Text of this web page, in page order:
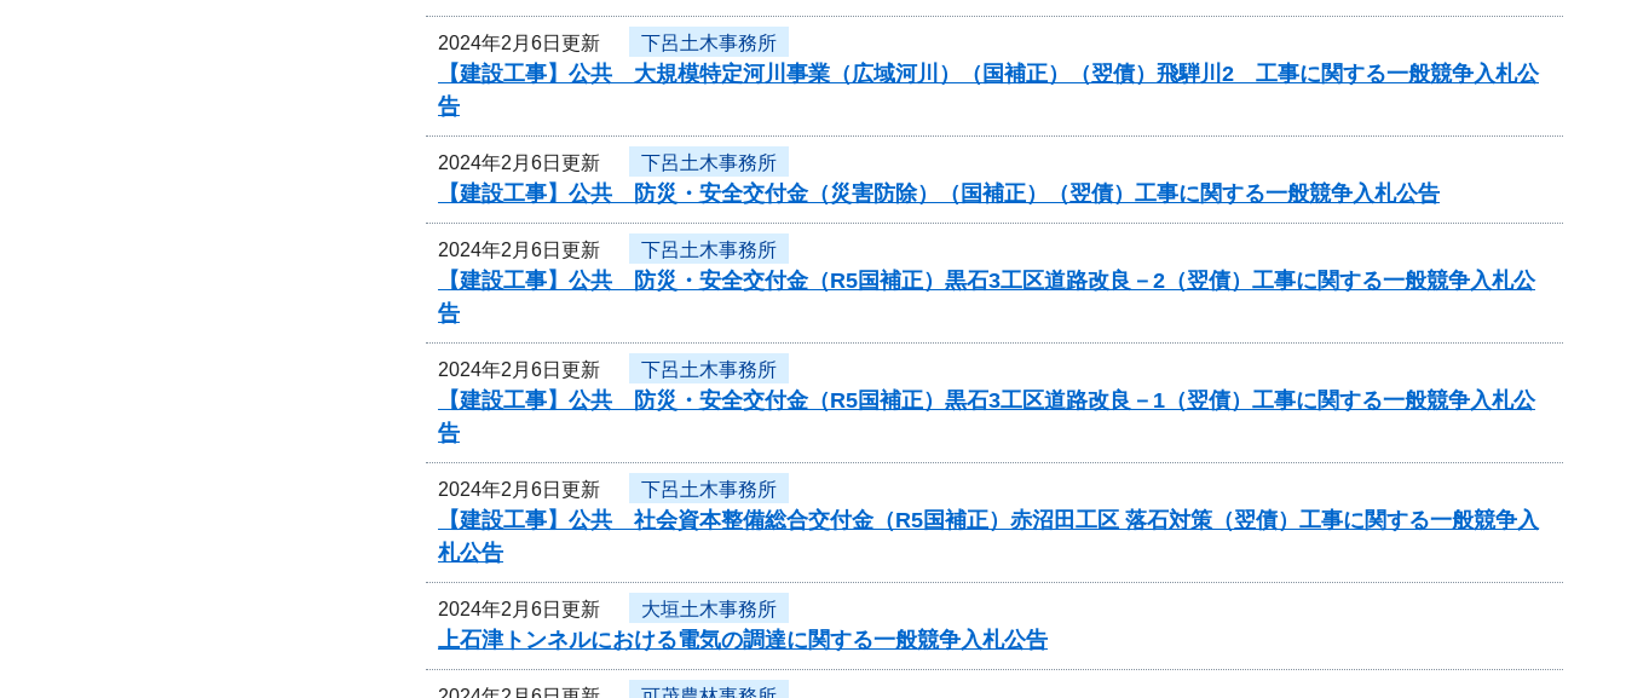
2024年2月6日更新 下呂土木事務所
【建設工事】公共 大規模特定河川事業（広域河川）（国補正）（翌債）飛騨川2 工事に関する一般競争入札公
告
2024年2月6日更新 下呂土木事務所
【建設工事】公共 防災・安全交付金（災害防除）（国補正）（翌債）工事に関する一般競争入札公告
2024年2月6日更新 下呂土木事務所
【建設工事】公共 防災・安全交付金（R5国補正）黒石3工区道路改良－2（翌債）工事に関する一般競争入札公
告
2024年2月6日更新 下呂土木事務所
【建設工事】公共 防災・安全交付金（R5国補正）黒石3工区道路改良－1（翌債）工事に関する一般競争入札公
告
2024年2月6日更新 下呂土木事務所
【建設工事】公共 社会資本整備総合交付金（R5国補正）赤沼田工区 落石対策（翌債）工事に関する一般競争入
札公告
2024年2月6日更新 大垣土木事務所
上石津トンネルにおける電気の調達に関する一般競争入札公告